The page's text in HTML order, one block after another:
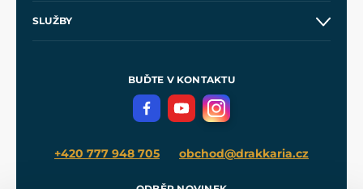
Velkoobchod
SLUŽBY
Meče pro Kingdom Come
BUĎTE V KONTAKTU
+420 777 948 705 obchod@drakkaria.cz